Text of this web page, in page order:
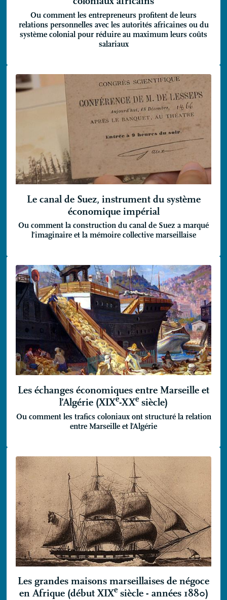
Ou comment les entrepreneurs profitent de leurs
relations personnelles avec les autorités africaines ou du
système colonial pour réduire au maximum leurs coûts
salariaux
Le canal de Suez, instrument du système
économique impérial
Ou comment la construction du canal de Suez a marqué
l’imaginaire et la mémoire collective marseillaise
Les échanges économiques entre Marseille et
l’Algérie (XIXe-XXe siècle)
Ou comment les trafics coloniaux ont structuré la relation
entre Marseille et l’Algérie
Les grandes maisons marseillaises de négoce
en Afrique (débutXIXesiècle - années 1880)